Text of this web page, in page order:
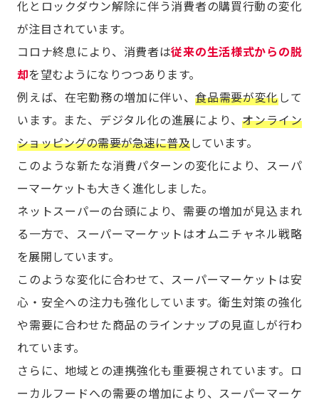
化とロックダウン解除に伴う消費者の購買行動の変化
が注目されています。
コロナ終息により、消費者は従来の生活様式からの脱
却を望むようになりつつあります。
例えば、在宅勤務の増加に伴い、食品需要が変化して
います。また、デジタル化の進展により、オンライン
ショッピングの需要が急速に普及しています。
このような新たな消費パターンの変化により、スーパ
ーマーケットも大きく進化しました。
ネットスーパーの台頭により、需要の増加が見込まれ
る一方で、スーパーマーケットはオムニチャネル戦略
を展開しています。
このような変化に合わせて、スーパーマーケットは安
心・安全への注力も強化しています。衛生対策の強化
や需要に合わせた商品のラインナップの見直しが行わ
れています。
さらに、地域との連携強化も重要視されています。ロ
ーカルフードへの需要の増加により、スーパーマーケ